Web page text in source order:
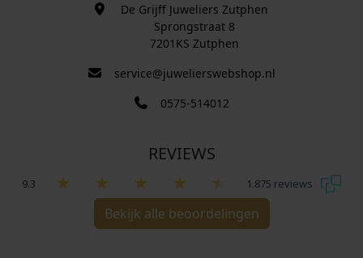
De Grijff Juweliers Zutphen
Sprongstraat 8
7201KS Zutphen
service@juwelierswebshop.nl
0575-514012
REVIEWS
9.3 1.875 reviews
Bekijk alle beoordelingen